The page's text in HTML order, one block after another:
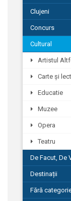
Clujeni
Concurs
Cultural
Artistul
Carte și
Educatie
Muzee
Opera
Teatru
De Facut, De
Destinații
Fără